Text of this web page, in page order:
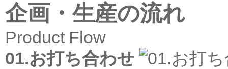
企画・生産の流れ
Product Flow
01.お打ち合わせ